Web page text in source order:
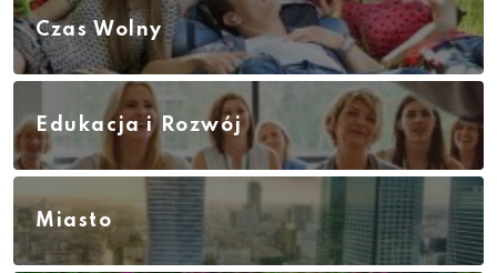
Czas Wolny
Edukacja i Rozwój
Miasto